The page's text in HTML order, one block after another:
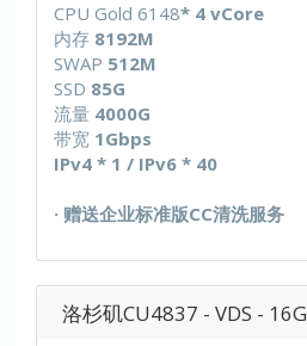
CPU Gold 6148* 4 vCore
内存 8192M
SWAP 512M
SSD 85G
流量 4000G
带宽 1Gbps
IPv4 * 1 / IPv6 * 40
· 赠送企业标准版CC清洗服务
洛杉矶CU4837 - VDS - 16G